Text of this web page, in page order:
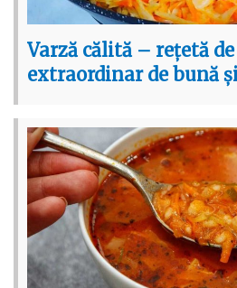
Varză călită – rețetă
extraordinar de bună